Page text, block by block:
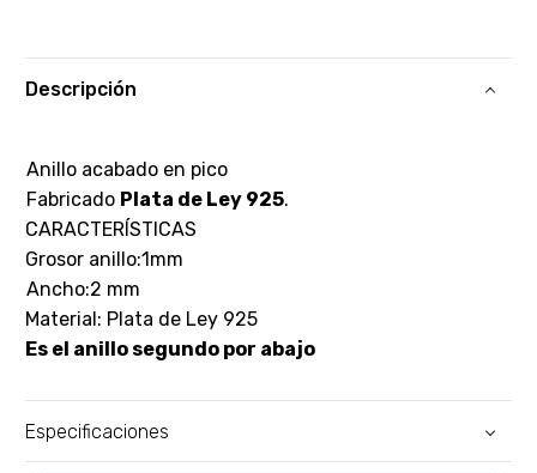
Descripción
Anillo acabado en pico
Fabricado Plata de Ley 925.
CARACTERÍSTICAS
Grosor anillo:1mm
Ancho:2 mm
Material: Plata de Ley 925
Es el anillo segundo por abajo
Especificaciones